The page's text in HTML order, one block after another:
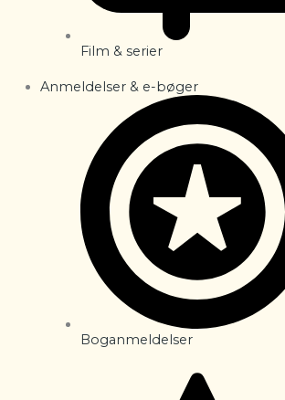
Film & serier
Anmeldelser & e-bøger
Boganmeldelser